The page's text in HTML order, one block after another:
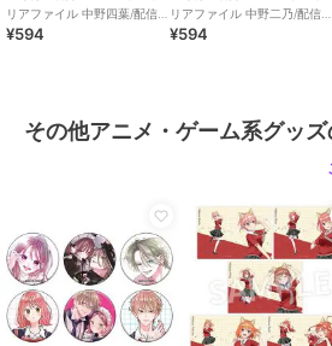
リアファイル 中野四葉/配信
者なりきり
¥594
リアファイル 中野二乃/配信
者なりきり
¥594
その他アニメ・ゲーム系グッ